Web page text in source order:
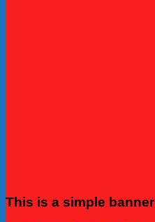
This is a simple banner